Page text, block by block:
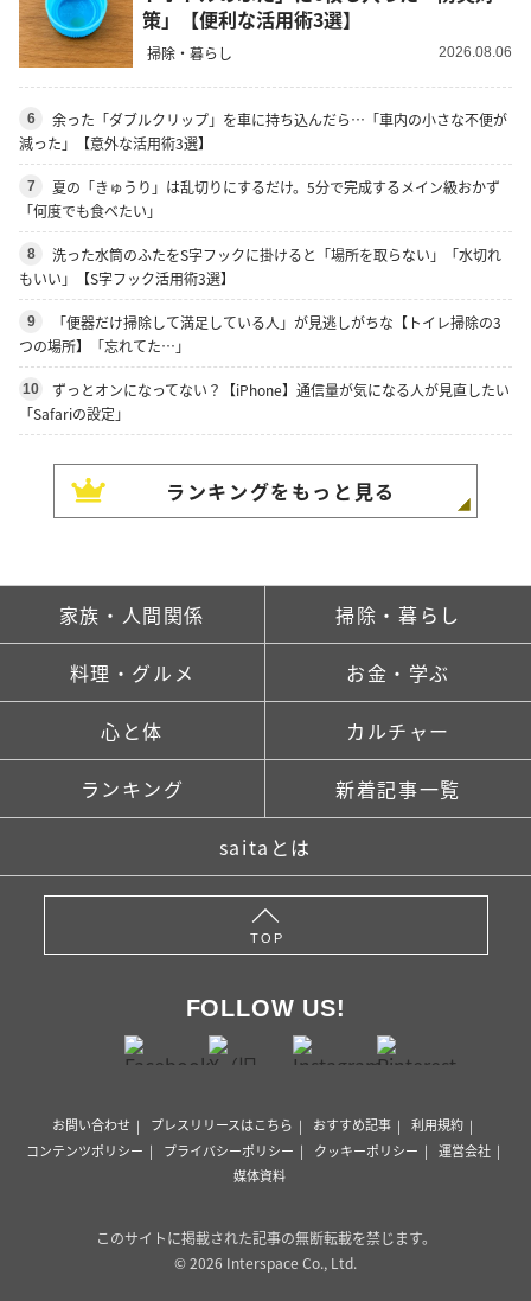
策」【便利な活用術3選】
掃除・暮らし 2026.08.06
6
余った「ダブルクリップ」を車に持ち込んだら…「車内の小さな不便が
減った」【意外な活用術3選】
7
夏の「きゅうり」は乱切りにするだけ。5分で完成するメイン級おかず
「何度でも食べたい」
8
洗った水筒のふたをS字フックに掛けると「場所を取らない」「水切れ
もいい」【S字フック活用術3選】
9
「便器だけ掃除して満足している人」が見逃しがちな【トイレ掃除の3
つの場所】「忘れてた…」
10
ずっとオンになってない？【iPhone】通信量が気になる人が見直したい
「Safariの設定」
ランキングをもっと見る
家族・人間関係 掃除・暮らし
料理・グルメ お金・学ぶ
心と体 カルチャー
ランキング 新着記事一覧
saitaとは
TOP
FOLLOW US!
お問い合わせ プレスリリースはこちら おすすめ記事
利用規約
コンテンツポリシー
プライバシーポリシー クッキーポリシー
運営会社
媒体資料
このサイトに掲載された記事の無断転載を禁じます。
© 2026 Interspace Co., Ltd.